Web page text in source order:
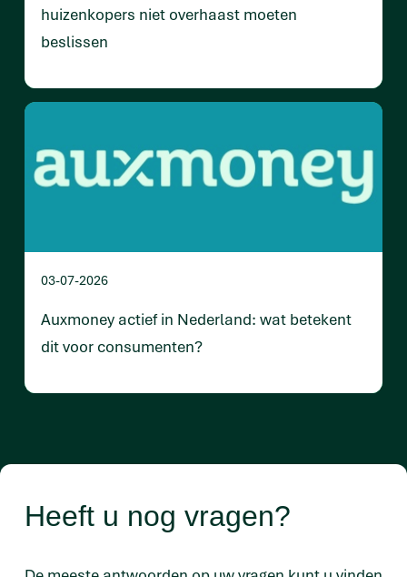
huizenkopers niet overhaast moeten
beslissen
03-07-2026
Auxmoney actief in Nederland: wat betekent
dit voor consumenten?
Heeft u nog vragen?